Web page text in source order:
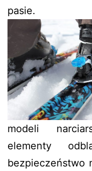
pasie.
modeli
elementy
bezpieczeństwo